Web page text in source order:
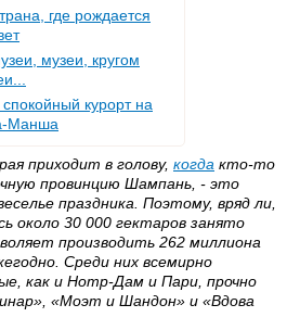
где рождается
музеи, кругом
курорт на
Манша
приходит в голову, когда кто-то
провинцию Шампань, - это
праздника. Поэтому, вряд ли,
около 30 000 гектаров занято
производить 262 миллиона
Среди них всемирно
как и Нотр-Дам и Пари, прочно
«Моэт и Шандон» и «Вдова